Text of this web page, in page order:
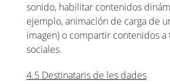
sonido, habilitar contenidos
ejemplo, animación de carga de
imagen) o compartir contenidos a
sociales.
4.5 Destinataris de les dades